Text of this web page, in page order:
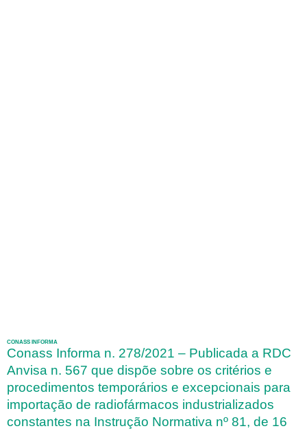
CONASS INFORMA
Conass Informa n. 278/2021 – Publicada a RDC
Anvisa n. 567 que dispõe sobre os critérios e
procedimentos temporários e excepcionais para
importação de radiofármacos industrializados
constantes na Instrução Normativa nº 81, de 16